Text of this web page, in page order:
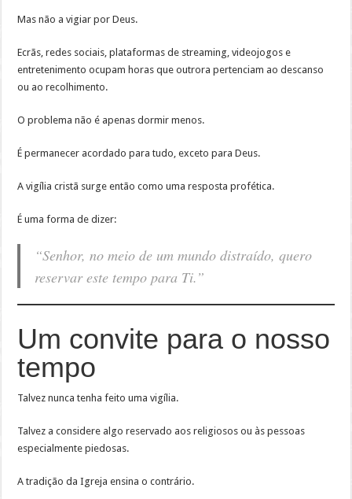
Mas não a vigiar por Deus.
Ecrãs, redes sociais, plataformas de streaming, videojogos e
entretenimento ocupam horas que outrora pertenciam ao descanso
ou ao recolhimento.
O problema não é apenas dormir menos.
É permanecer acordado para tudo, exceto para Deus.
A vigília cristã surge então como uma resposta profética.
É uma forma de dizer:
“Senhor, no meio de um mundo distraído, quero
reservar este tempo para Ti.”
Um convite para o nosso
tempo
Talvez nunca tenha feito uma vigília.
Talvez a considere algo reservado aos religiosos ou às pessoas
especialmente piedosas.
A tradição da Igreja ensina o contrário.